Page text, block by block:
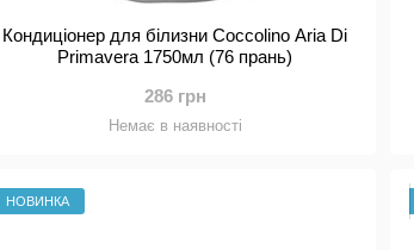
Кондиціонер для білизни Coccolino Aria Di
Primavera 1750мл (76 прань)
286 грн
Немає в наявності
НОВИНКА